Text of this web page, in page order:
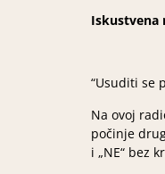
Iskustvena
“Usuditi se
Na ovoj
počinje
i „NE“ bez